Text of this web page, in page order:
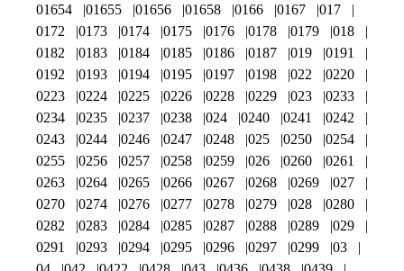
01654
01655 01656 01658 0166 0167
017
0172
0173 0174 0175 0176 0178 0179
018
0182
0183 0184 0185 0186 0187 019
0191
0192
0193 0194 0195 0197 0198 022
0220
0223
0224 0225 0226 0228 0229 023
0233
0234
0235 0237 0238 024 0240 0241
0242
0243
0244 0246 0247 0248 025 0250
0254
0255
0256 0257 0258 0259 026 0260
0261
0263
0264 0265 0266 0267 0268 0269
027
0270
0274 0276 0277 0278 0279 028
0280
0282
0283 0284 0285 0287 0288 0289
029
0291
0293 0294 0295 0296 0297 0299
03